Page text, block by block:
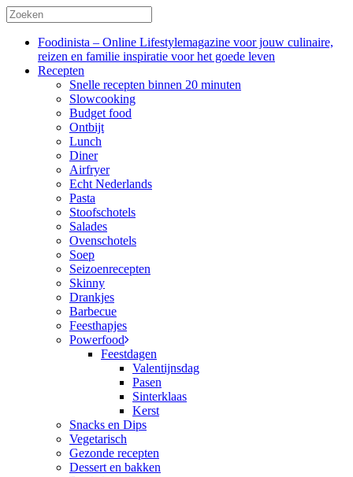
Foodinista – Online Lifestylemagazine voor jouw culinaire,
reizen en familie inspiratie voor het goede leven
Recepten
Snelle recepten binnen 20 minuten
Slowcooking
Budget food
Ontbijt
Lunch
Diner
Airfryer
Echt Nederlands
Pasta
Stoofschotels
Salades
Ovenschotels
Soep
Seizoenrecepten
Skinny
Drankjes
Barbecue
Feesthapjes
Powerfood
Feestdagen
Valentijnsdag
Pasen
Sinterklaas
Kerst
Snacks en Dips
Vegetarisch
Gezonde recepten
Dessert en bakken